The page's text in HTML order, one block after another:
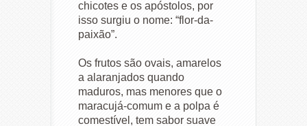
chicotes e os apóstolos, por
isso surgiu o nome: “flor-da-
paixão”.
Os frutos são ovais, amarelos
a alaranjados quando
maduros, mas menores que o
maracujá-comum e a polpa é
comestível, tem sabor suave